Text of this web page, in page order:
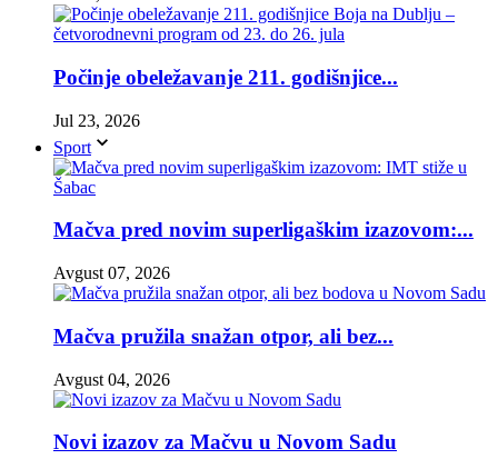
Počinje obeležavanje 211. godišnjice...
Jul 23, 2026
Sport
Mačva pred novim superligaškim izazovom:...
Avgust 07, 2026
Mačva pružila snažan otpor, ali bez...
Avgust 04, 2026
Novi izazov za Mačvu u Novom Sadu